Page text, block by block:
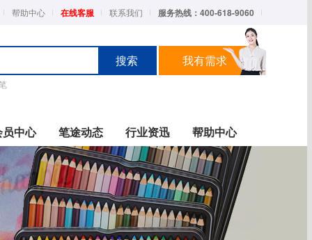
帮助中心 在线客服 联系我们 服务热线：400-618-9060
搜索 我有需求
实拍图册
实拍图册
购
助
中心 笔途动态 行业资迅 帮助中心